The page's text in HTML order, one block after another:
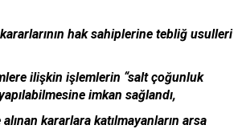
kararlarının hak sahiplerine tebliğ usulleri
ilişkin işlemlerin “salt çoğunluk
imkan sağlandı,
kararlara katılmayanların arsa